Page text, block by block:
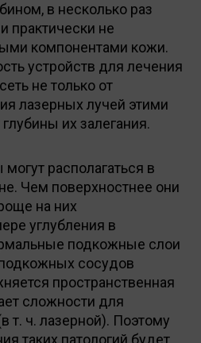
в несколько раз
практически не
компонентами кожи.
устройств для лечения
не только от
лазерных лучей этими
их залегания.
располагаться в
Чем поверхностнее они
на них
углубления в
подкожные слои
сосудов
пространственная
сложности для
т. ч. лазерной). Поэтому